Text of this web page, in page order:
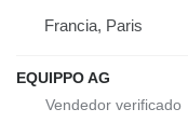
Francia, Paris
EQUIPPO AG